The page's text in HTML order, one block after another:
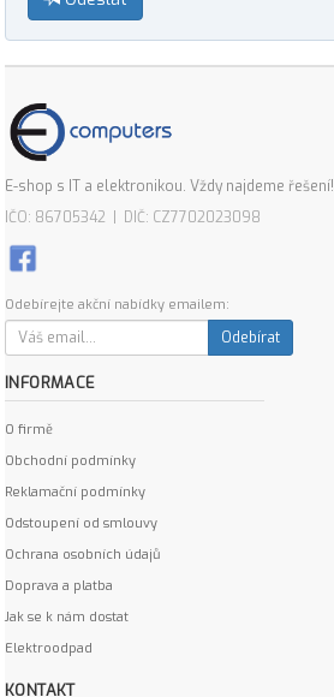
E-shop s IT a elektronikou. Vždy najdeme řešení!
IČO: 86705342 | DIČ: CZ7702023098
Odebírejte akční nabídky emailem:
Odebírat
INFORMACE
O firmě
Obchodní podmínky
Reklamační podmínky
Odstoupení od smlouvy
Ochrana osobních údajů
Doprava a platba
Jak se k nám dostat
Elektroodpad
KONTAKT